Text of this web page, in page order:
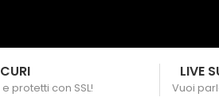
protetti con SSL!
LIVE
Vuoi